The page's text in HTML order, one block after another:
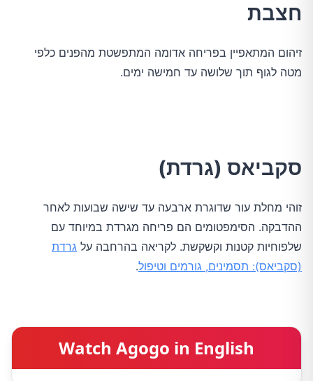
חצבת
זיהום המתאפיין בפריחה אדומה המתפשטת מהפנים כלפי
מטה לגוף תוך שלושה עד חמישה ימים.
סקביאס (גרדת)
זוהי מחלת עור שדוגרת ארבעה עד שישה שבועות לאחר
ההדבקה. הסימפטומים הם פריחה מגרדת במיוחד עם
שלפוחיות קטנות וקשקשת. לקריאה בהרחבה על גרדת
(סקביאס): תסמינים, גורמים וטיפול.
Watch Agogo in English